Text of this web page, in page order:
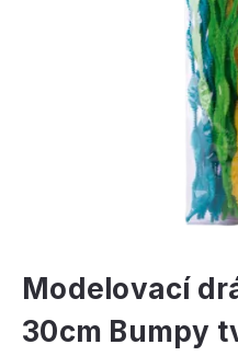
Modelovací
30cm Bumpy